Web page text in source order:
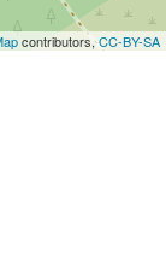
contributors,CC-BY-SA